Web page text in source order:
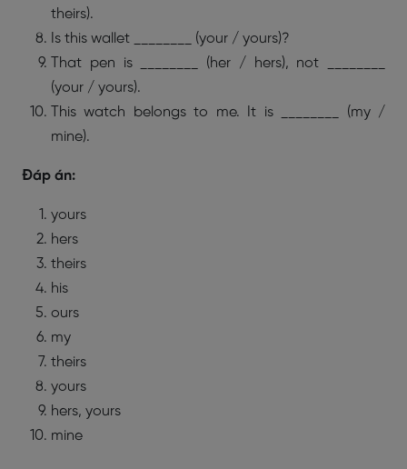
theirs).
Is this wallet ________ (your / yours)?
That pen is ________ (her / hers), not ________
(your / yours).
This watch belongs to me. It is ________ (my /
mine).
Đáp án:
yours
hers
theirs
his
ours
my
theirs
yours
hers, yours
mine